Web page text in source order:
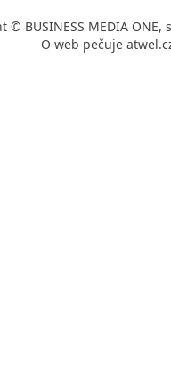
© BUSINESS MEDIA ONE,